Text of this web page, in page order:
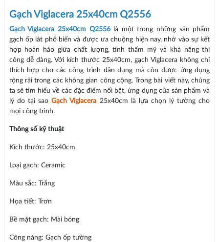
Gạch Viglacera 25x40cm Q2556
Gạch Viglacera 25x40cm Q2556là một trong những sản phẩm
gạch ốp lát phổ biến và được ưa chuộng hiện nay, nhờ vào sự kết
hợp hoàn hảo giữa chất lượng, tính thẩm mỹ và khả năng thi
công dễ dàng. Với kích thước 25x40cm, gạch Viglacera không chỉ
thích hợp cho các công trình dân dụng mà còn được ứng dụng
rộng rãi trong các không gian công cộng. Trong bài viết này, chúng
ta sẽ tìm hiểu về các đặc điểm nổi bật, ứng dụng của sản phẩm và
lý do tại saoGạch Viglacera 25x40cm là lựa chọn lý tưởng cho
mọi công trình.
Thông số kỹ thuật
Kích thước: 25x40cm
Loại gạch: Ceramic
Màu sắc: Trắng
Họa tiết: Trơn
Bề mặt gạch: Mài bóng
Công năng: Gạch ốp tường